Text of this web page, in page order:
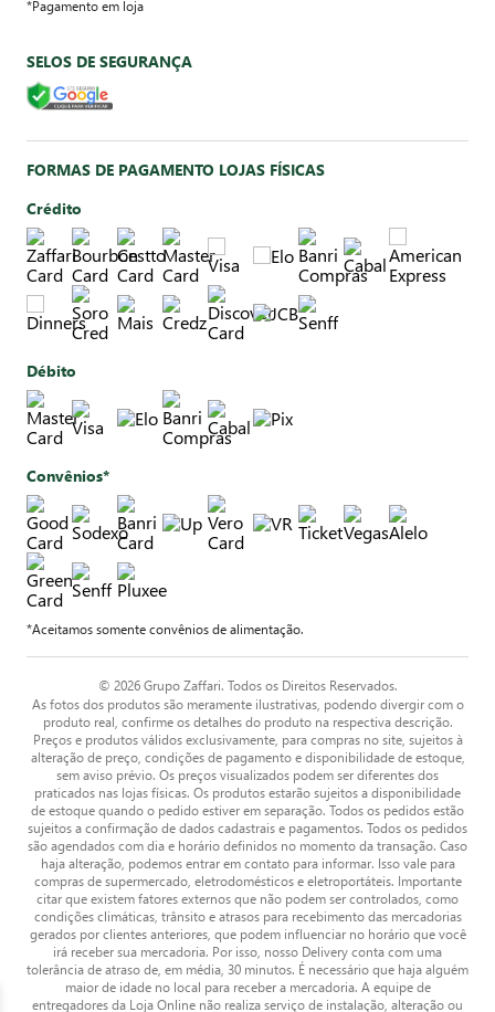
*Pagamento em loja
SELOS DE SEGURANÇA
FORMAS DE PAGAMENTO LOJAS FÍSICAS
Crédito
Débito
Convênios*
*Aceitamos somente convênios de alimentação.
© 2026 Grupo Zaffari. Todos os Direitos Reservados.
As fotos dos produtos são meramente ilustrativas, podendo divergir com o
produto real, confirme os detalhes do produto na respectiva descrição.
Preços e produtos válidos exclusivamente, para compras no site, sujeitos à
alteração de preço, condições de pagamento e disponibilidade de estoque,
sem aviso prévio. Os preços visualizados podem ser diferentes dos
praticados nas lojas físicas. Os produtos estarão sujeitos a disponibilidade
de estoque quando o pedido estiver em separação. Todos os pedidos estão
sujeitos a confirmação de dados cadastrais e pagamentos. Todos os pedidos
são agendados com dia e horário definidos no momento da transação. Caso
haja alteração, podemos entrar em contato para informar. Isso vale para
compras de supermercado, eletrodomésticos e eletroportáteis. Importante
citar que existem fatores externos que não podem ser controlados, como
condições climáticas, trânsito e atrasos para recebimento das mercadorias
gerados por clientes anteriores, que podem influenciar no horário que você
irá receber sua mercadoria. Por isso, nosso Delivery conta com uma
tolerância de atraso de, em média, 30 minutos. É necessário que haja alguém
maior de idade no local para receber a mercadoria. A equipe de
entregadores da Loja Online não realiza serviço de instalação, alteração ou